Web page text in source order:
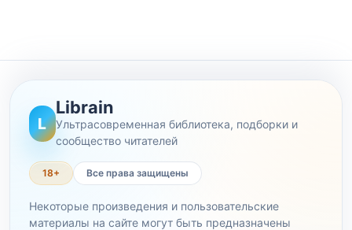
L
Librain
Ультрасовременная библиотека, подборки и
сообщество читателей
18+ Все права защищены
Некоторые произведения и пользовательские
материалы на сайте могут быть предназначены